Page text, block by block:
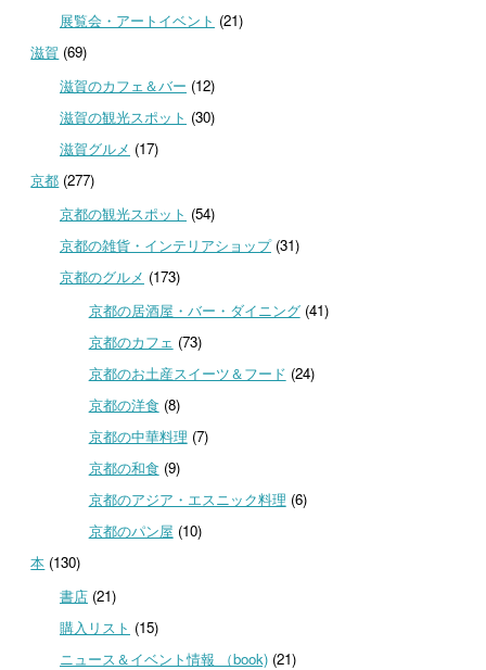
展覧会・アートイベント (21)
滋賀 (69)
滋賀のカフェ＆バー (12)
滋賀の観光スポット (30)
滋賀グルメ (17)
京都 (277)
京都の観光スポット (54)
京都の雑貨・インテリアショップ(31)
京都のグルメ (173)
京都の居酒屋・バー・ダイニング(41)
京都のカフェ (73)
京都のお土産スイーツ＆フード (24)
京都の洋食 (8)
京都の中華料理 (7)
京都の和食 (9)
京都のアジア・エスニック料理 (6)
京都のパン屋 (10)
本 (130)
書店(21)
購入リスト (15)
ニュース＆イベント情報 （book)(21)